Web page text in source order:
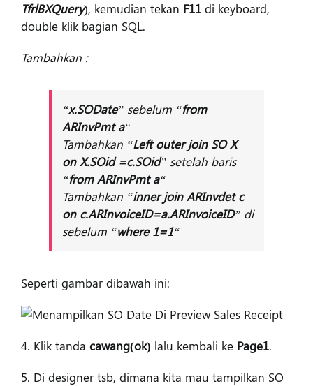
TfrlBXQuery), kemudian tekan F11 di keyboard,
double klik bagian SQL.
Tambahkan :
“x.SODate” sebelum “from
ARInvPmt a“
Tambahkan “Left outer join SO X
on X.SOid =c.SOid” setelah baris
“from ARInvPmt a“
Tambahkan “inner join ARInvdet c
on c.ARInvoiceID=a.ARInvoiceID” di
sebelum “where 1=1“
Seperti gambar dibawah ini:
4. Klik tanda cawang(ok) lalu kembali ke Page1.
5. Di designer tsb, dimana kita mau tampilkan SO